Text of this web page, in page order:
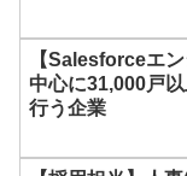
ま
に
【Salesforceエ
中心に31,000戸
行う企業